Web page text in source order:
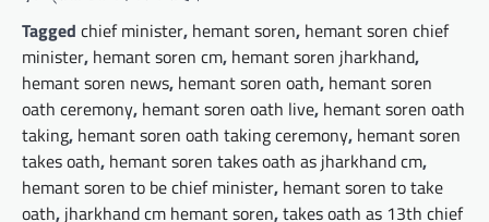
Tagged chief minister, hemant soren, hemant soren chief
minister, hemant soren cm, hemant soren jharkhand,
hemant soren news, hemant soren oath, hemant soren
oath ceremony, hemant soren oath live, hemant soren oath
taking, hemant soren oath taking ceremony, hemant soren
takes oath, hemant soren takes oath as jharkhand cm,
hemant soren to be chief minister, hemant soren to take
oath, jharkhand cm hemant soren,takes oath as 13th chief